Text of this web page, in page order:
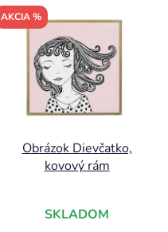
AKCIA %
Obrázok Dievčatko,
kovový rám
SKLADOM